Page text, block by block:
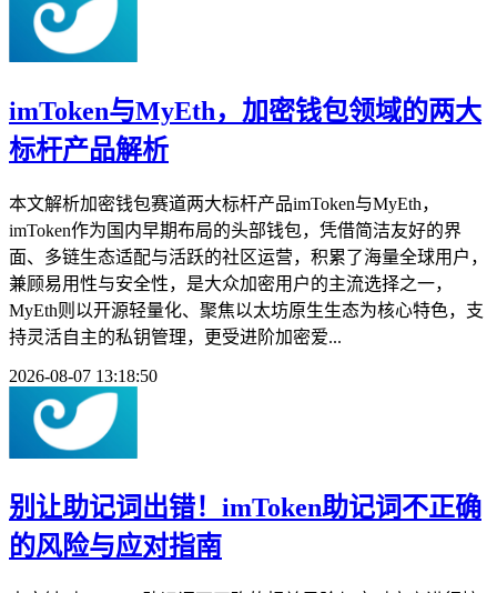
imToken与MyEth，加密钱包领域的两大
标杆产品解析
本文解析加密钱包赛道两大标杆产品imToken与MyEth，
imToken作为国内早期布局的头部钱包，凭借简洁友好的界
面、多链生态适配与活跃的社区运营，积累了海量全球用户，
兼顾易用性与安全性，是大众加密用户的主流选择之一，
MyEth则以开源轻量化、聚焦以太坊原生生态为核心特色，支
持灵活自主的私钥管理，更受进阶加密爱...
2026-08-07 13:18:50
别让助记词出错！imToken助记词不正确
的风险与应对指南